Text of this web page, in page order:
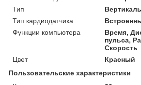
Тип
Тип кардиодатчика
Функции компьютера
Время,
пульса,
Скорость
Цвет
Красный
Пользовательские характеристики